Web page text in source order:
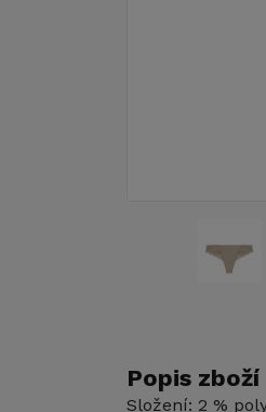
Popis zboží
Složení: 2 %